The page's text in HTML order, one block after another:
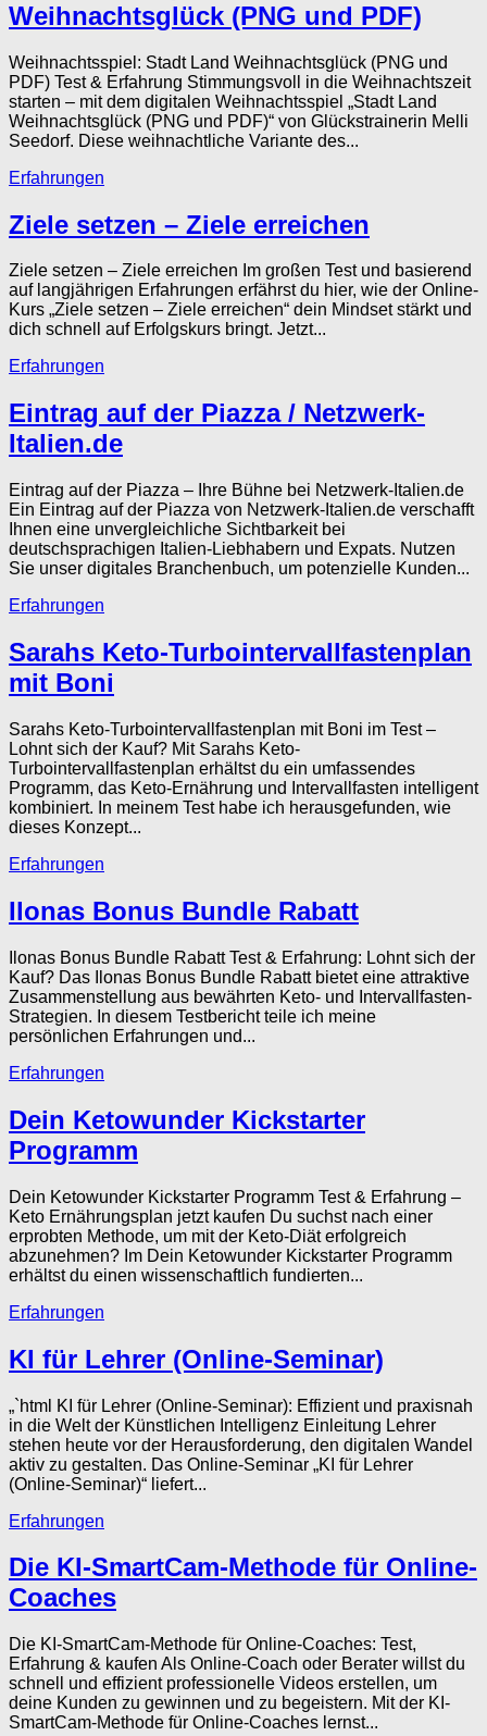
Weihnachtsglück (PNG und PDF)
Weihnachtsspiel: Stadt Land Weihnachtsglück (PNG und
PDF) Test & Erfahrung Stimmungsvoll in die Weihnachtszeit
starten – mit dem digitalen Weihnachtsspiel „Stadt Land
Weihnachtsglück (PNG und PDF)“ von Glückstrainerin Melli
Seedorf. Diese weihnachtliche Variante des...
Erfahrungen
Ziele setzen – Ziele erreichen
Ziele setzen – Ziele erreichen Im großen Test und basierend
auf langjährigen Erfahrungen erfährst du hier, wie der Online-
Kurs „Ziele setzen – Ziele erreichen“ dein Mindset stärkt und
dich schnell auf Erfolgskurs bringt. Jetzt...
Erfahrungen
Eintrag auf der Piazza / Netzwerk-
Italien.de
Eintrag auf der Piazza – Ihre Bühne bei Netzwerk-Italien.de
Ein Eintrag auf der Piazza von Netzwerk-Italien.de verschafft
Ihnen eine unvergleichliche Sichtbarkeit bei
deutschsprachigen Italien-Liebhabern und Expats. Nutzen
Sie unser digitales Branchenbuch, um potenzielle Kunden...
Erfahrungen
Sarahs Keto-Turbointervallfastenplan
mit Boni
Sarahs Keto-Turbointervallfastenplan mit Boni im Test –
Lohnt sich der Kauf? Mit Sarahs Keto-
Turbointervallfastenplan erhältst du ein umfassendes
Programm, das Keto-Ernährung und Intervallfasten intelligent
kombiniert. In meinem Test habe ich herausgefunden, wie
dieses Konzept...
Erfahrungen
Ilonas Bonus Bundle Rabatt
Ilonas Bonus Bundle Rabatt Test & Erfahrung: Lohnt sich der
Kauf? Das Ilonas Bonus Bundle Rabatt bietet eine attraktive
Zusammenstellung aus bewährten Keto- und Intervallfasten-
Strategien. In diesem Testbericht teile ich meine
persönlichen Erfahrungen und...
Erfahrungen
Dein Ketowunder Kickstarter
Programm
Dein Ketowunder Kickstarter Programm Test & Erfahrung –
Keto Ernährungsplan jetzt kaufen Du suchst nach einer
erprobten Methode, um mit der Keto-Diät erfolgreich
abzunehmen? Im Dein Ketowunder Kickstarter Programm
erhältst du einen wissenschaftlich fundierten...
Erfahrungen
KI für Lehrer (Online-Seminar)
„`html KI für Lehrer (Online-Seminar): Effizient und praxisnah
in die Welt der Künstlichen Intelligenz Einleitung Lehrer
stehen heute vor der Herausforderung, den digitalen Wandel
aktiv zu gestalten. Das Online-Seminar „KI für Lehrer
(Online-Seminar)“ liefert...
Erfahrungen
Die KI-SmartCam-Methode für Online-
Coaches
Die KI-SmartCam-Methode für Online-Coaches: Test,
Erfahrung & kaufen Als Online-Coach oder Berater willst du
schnell und effizient professionelle Videos erstellen, um
deine Kunden zu gewinnen und zu begeistern. Mit der KI-
SmartCam-Methode für Online-Coaches lernst...